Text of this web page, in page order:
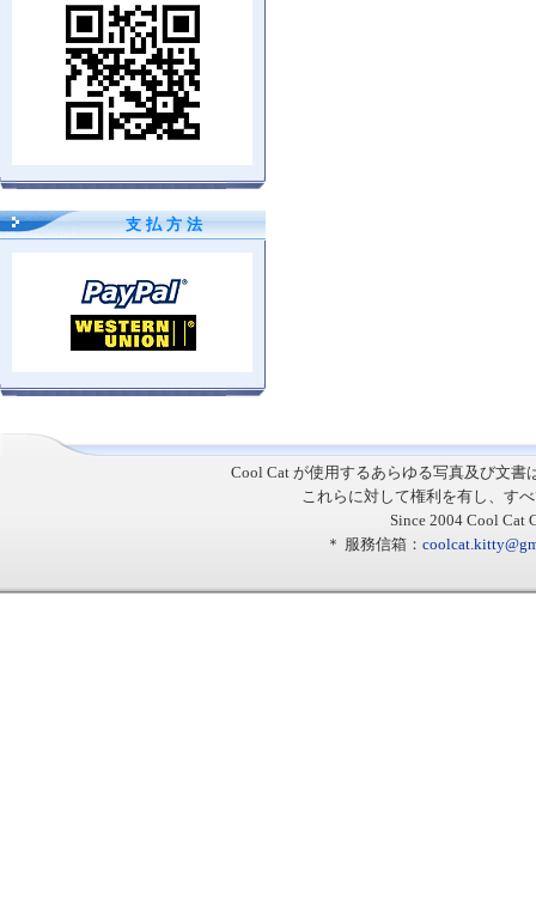
支 払 方 法
Cool Cat が使用するあらゆる写真及び文書
これらに対して権利を有し、す
Since 2004 Cool Cat
＊ 服務信箱：